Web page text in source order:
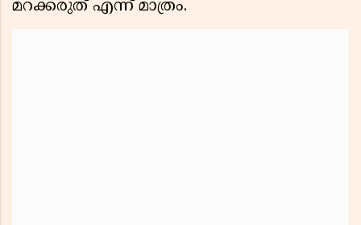
മറക്കരുത് എന്ന് മാത്രം.